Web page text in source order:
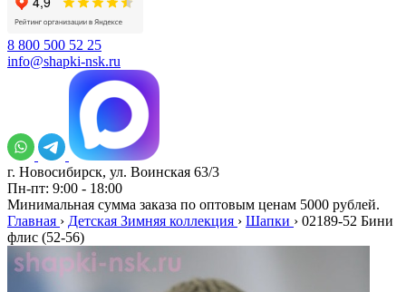
8 800 500 52 25
info@shapki-nsk.ru
г. Новосибирск, ул. Воинская 63/3
Пн-пт: 9:00 - 18:00
Минимальная сумма заказа по оптовым ценам 5000 рублей.
Главная › Детская Зимняя коллекция › Шапки › 02189-52 Бини
флис (52-56)